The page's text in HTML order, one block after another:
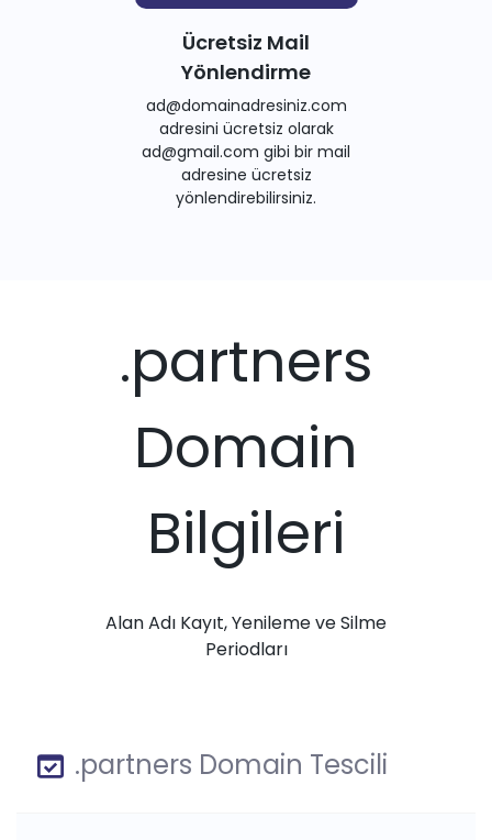
Ücretsiz Mail
Yönlendirme
ad@domainadresiniz.com
adresini ücretsiz olarak
ad@gmail.com gibi bir mail
adresine ücretsiz
yönlendirebilirsiniz.
.partners
Domain
Bilgileri
Alan Adı Kayıt, Yenileme ve Silme
Periodları
.partners Domain Tescili